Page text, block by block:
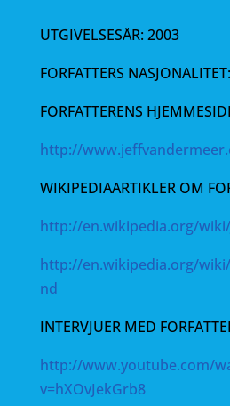
UTGIVELSESÅR: 2003
FORFATTERS
FORFATTERENS
http://
WIKIPEDIAARTIKLER OM
http://en.wikipedia.org/
http://en.wikipedia.org/
nd
INTERVJUER MED
http://www.youtube.com/
v=hXOvJekGrb8